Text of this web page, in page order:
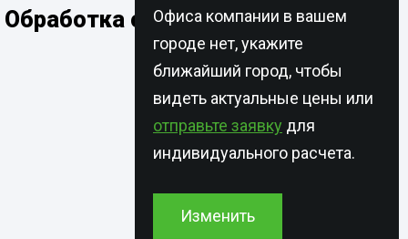
Офиса компании в вашем
городе нет, укажите
ближайший город, чтобы
видеть актуальные цены или
отправьте заявку для
индивидуального расчета.
Изменить
Обработка от клопов в Москве